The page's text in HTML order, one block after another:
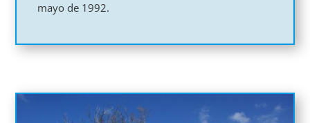
mayo de 1992.